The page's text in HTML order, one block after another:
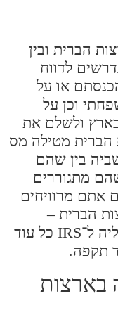
הברית ובין
לדווח
או על
וכן על
ולשלם את
הברית מטילה מס
בין שהם
מתגוררים
אתם מרוויחים
הברית –
בישראל למשל – עליכם לדווח עליה ל־IRS כל עוד
תקפה.
בארצות